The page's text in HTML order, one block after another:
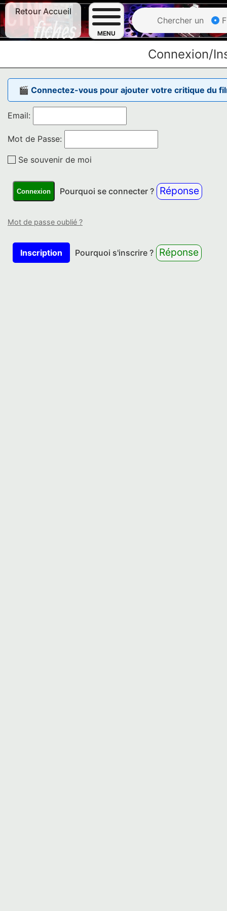
Retour Accueil
MENU
Chercher un
Connexion/
🎬 Connectez-vous pour ajouter votre critique du
Email:
Mot de Passe:
Se souvenir de moi
Connexion Pourquoi se connecter ? Réponse
Mot de passe oublié ?
Inscription Pourquoi s'inscrire ? Réponse